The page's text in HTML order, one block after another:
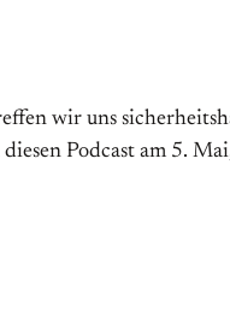
wir uns
Podcast am 5.